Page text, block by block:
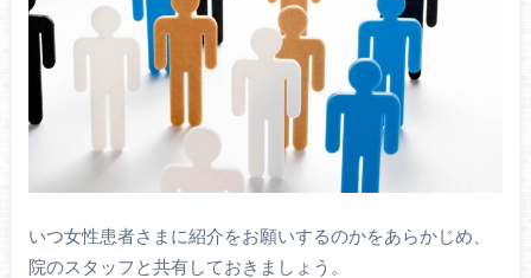
いつ女性患者さまに紹介をお願いするのかをあらかじめ、
院のスタッフと共有しておきましょう。